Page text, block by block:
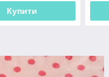
Купити